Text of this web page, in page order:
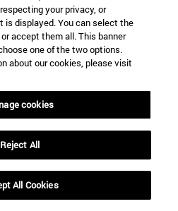
Varios artistas
your privacy, or
is displayed. You can select the
accept them all. This banner
one of the two options.
about our cookies, please visit
cookies
Reject All
All Cookies